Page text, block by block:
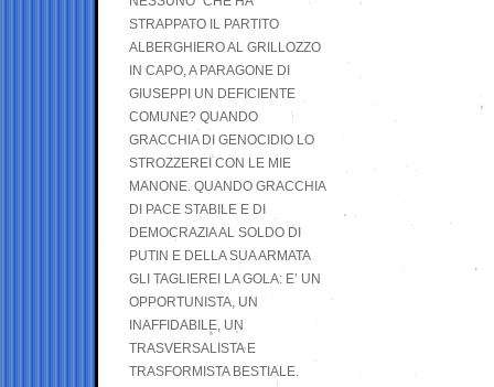
STRAPPATO IL PARTITO
ALBERGHIERO AL GRILLOZZO
IN CAPO, A PARAGONE DI
GIUSEPPI UN DEFICIENTE
COMUNE? QUANDO
GRACCHIA DI GENOCIDIO LO
STROZZEREI CON LE MIE
MANONE. QUANDO GRACCHIA
DI PACE STABILE E DI
DEMOCRAZIA AL SOLDO DI
PUTIN E DELLA SUA ARMATA
GLI TAGLIEREI LA GOLA: E’ UN
OPPORTUNISTA, UN
INAFFIDABILE, UN
TRASVERSALISTA E
TRASFORMISTA BESTIALE.